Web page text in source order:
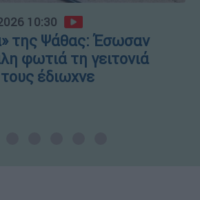
10:30
της Ψάθας: Έσωσαν
φωτιά τη γειτονιά
έδιωχνε